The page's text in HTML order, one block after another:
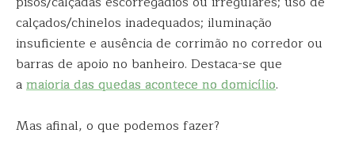
calçados/chinelos inadequados; iluminação
insuficiente e ausência de corrimão no corredor ou
barras de apoio no banheiro. Destaca-se que
amaioria das quedas acontece no domicílio.
Mas afinal, o que podemos fazer?